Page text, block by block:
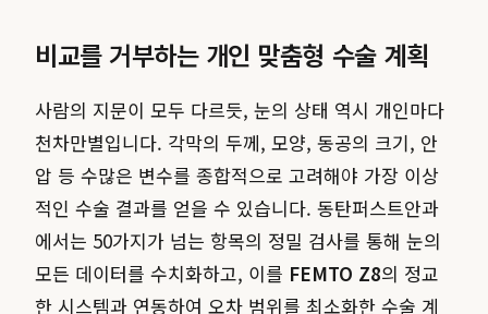
비교를 거부하는 개인 맞춤형 수술 계획
사람의 지문이 모두 다르듯, 눈의 상태 역시 개인마다
천차만별입니다. 각막의 두께, 모양, 동공의 크기, 안
압 등 수많은 변수를 종합적으로 고려해야 가장 이상
적인 수술 결과를 얻을 수 있습니다. 동탄퍼스트안과
에서는 50가지가 넘는 항목의 정밀 검사를 통해 눈의
모든 데이터를 수치화하고, 이를 FEMTO Z8의 정교
한 시스템과 연동하여 오차 범위를 최소화한 수술 계